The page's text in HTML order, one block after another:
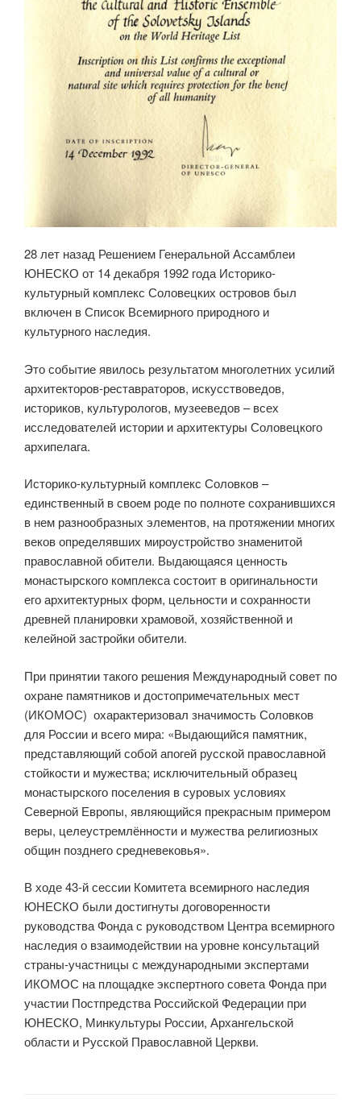
28 лет назад Решением Генеральной Ассамблеи
ЮНЕСКО от 14 декабря 1992 года Историко-
культурный комплекс Соловецких островов был
включен в Список Всемирного природного и
культурного наследия.
Это событие явилось результатом многолетних усилий
архитекторов-реставраторов, искусствоведов,
историков, культурологов, музееведов – всех
исследователей истории и архитектуры Соловецкого
архипелага.
​Историко-культурный комплекс Соловков –
единственный в своем роде по полноте сохранившихся
в нем разнообразных элементов, на протяжении многих
веков определявших мироустройство знаменитой
православной обители. Выдающаяся ценность
монастырского комплекса состоит в оригинальности
его архитектурных форм, цельности и сохранности
древней планировки храмовой, хозяйственной и
келейной застройки обители.
При принятии такого решения ​Международный совет по
охране памятников и достопримечательных мест
(ИКОМОС) охарактеризовал значимость Соловков
для России и всего мира: «Выдающийся памятник,
представляющий собой апогей русской православной
стойкости и мужества; исключительный образец
монастырского поселения в суровых условиях
Северной Европы, являющийся прекрасным примером
веры, целеустремлённости и мужества религиозных
общин позднего средневековья».
В ходе 43-й сессии Комитета всемирного наследия
ЮНЕСКО были достигнуты договоренности
руководства Фонда с руководством Центра всемирного
наследия о взаимодействии на уровне консультаций
страны-участницы с международными экспертами
ИКОМОС на площадке экспертного совета Фонда при
участии Постпредства Российской Федерации при
ЮНЕСКО, Минкультуры России, Архангельской
области и Русской Православной Церкви.